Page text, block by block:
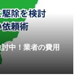
中！業者の費用